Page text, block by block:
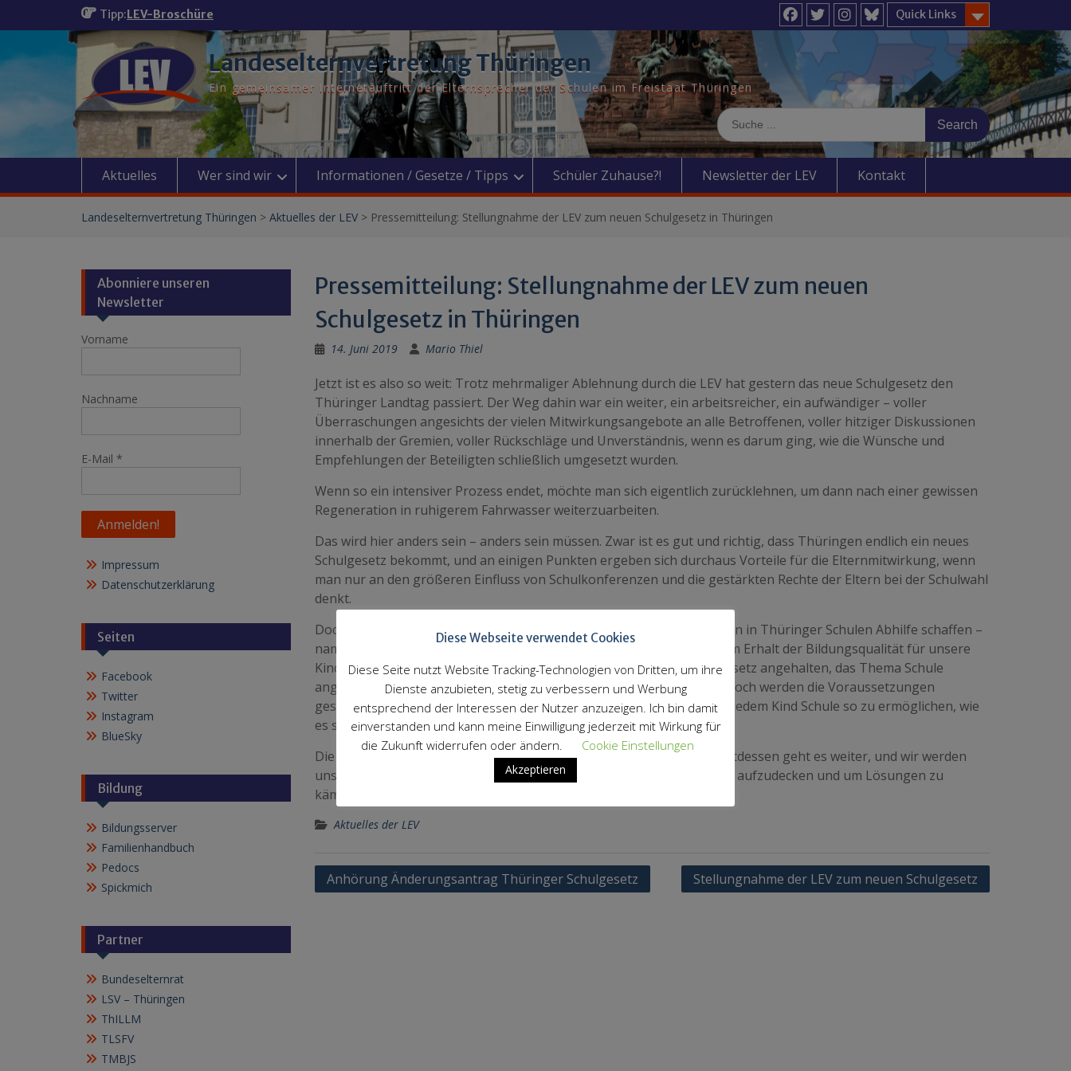
Tipp:LEV-Broschüre
Quick Links
Facebook
TwitterInstagram
BlueSky
Landeselternvertretung Thüringen
Ein gemeinsamer Internetauftritt der Elternsprecher der Schulen im Freistaat Thüringen
Search
for:
Aktuelles Wer sind wir Informationen / Gesetze / Tipps Schüler Zuhause?! Newsletter der LEV Kontakt
Landeselternvertretung Thüringen > Aktuelles der LEV > Pressemitteilung: Stellungnahme der LEV zum neuen Schulgesetz in Thüringen
Pressemitteilung: Stellungnahme der LEV zum neuen
Schulgesetz in Thüringen
14. Juni 2019 Mario Thiel
Jetzt ist es also so weit: Trotz mehrmaliger Ablehnung durch die LEV hat gestern das neue Schulgesetz den
Thüringer Landtag passiert. Der Weg dahin war ein weiter, ein arbeitsreicher, ein aufwändiger – voller
Überraschungen angesichts der vielen Mitwirkungsangebote an alle Betroffenen, voller hitziger Diskussionen
innerhalb der Gremien, voller Rückschläge und Unverständnis, wenn es darum ging, wie die Wünsche und
Empfehlungen der Beteiligten schließlich umgesetzt wurden.
Wenn so ein intensiver Prozess endet, möchte man sich eigentlich zurücklehnen, um dann nach einer gewissen
Regeneration in ruhigerem Fahrwasser weiterzuarbeiten.
Das wird hier anders sein – anders sein müssen. Zwar ist es gut und richtig, dass Thüringen endlich ein neues
Schulgesetz bekommt, und an einigen Punkten ergeben sich durchaus Vorteile für die Elternmitwirkung, wenn
man nur an den größeren Einfluss von Schulkonferenzen und die gestärkten Rechte der Eltern bei der Schulwahl
denkt.
Doch die Hoffnung der Eltern, das Gesetz möge bei den Großbaustellen in Thüringer Schulen Abhilfe schaffen –
namentlich beim Lehrermangel, der Umsetzung von Inklusion und dem Erhalt der Bildungsqualität für unsere
Kinder – hat sich nicht erfüllt. Weder werden Schulträger durch das Gesetz angehalten, das Thema Schule
angesichts der prekären Personalsituation komplett neu zu denken, noch werden die Voraussetzungen
geschaffen, Inklusion in absehbarer Zeit erfolgreich umzusetzen und jedem Kind Schule so zu ermöglichen, wie
es seinen jeweiligen Bedürfnissen entspricht.
Die Entspannungsphase für die Elternvertretungen fällt also aus. Stattdessen geht es weiter, und wir werden
uns weiterhin intensiv dafür einsetzen, die Missstände an den Schulen aufzudecken und um Lösungen zu
kämpfen.
Aktuelles der LEV
Beitragsnavigation
Anhörung Änderungsantrag Thüringer Schulgesetz Stellungnahme der LEV zum neuen Schulgesetz
Abonniere unseren
Newsletter
Vorname
Nachname
E-Mail *
Impressum
Datenschutzerklärung
Seiten
Facebook
Twitter
Instagram
BlueSky
Bildung
Bildungsserver
Familienhandbuch
Pedocs
Spickmich
Partner
Bundeselternrat
LSV – Thüringen
ThILLM
TLSFV
TMBJS
Diese Webseite verwendet Cookies
Diese Seite nutzt Website Tracking-Technologien von Dritten, um ihre
Dienste anzubieten, stetig zu verbessern und Werbung
entsprechend der Interessen der Nutzer anzuzeigen. Ich bin damit
einverstanden und kann meine Einwilligung jederzeit mit Wirkung für
die Zukunft widerrufen oder ändern.
Cookie Einstellungen
Akzeptieren